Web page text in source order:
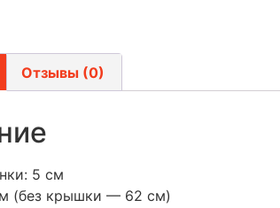
Отзывы (0)
5 см
(без крышки — 62 см)